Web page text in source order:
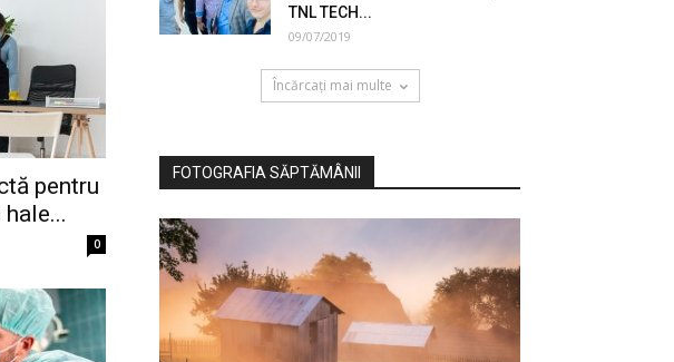
pentru
0
TNL TECH...
09/07/2019
Încărcați mai multe
FOTOGRAFIA SĂPTĂMÂNII